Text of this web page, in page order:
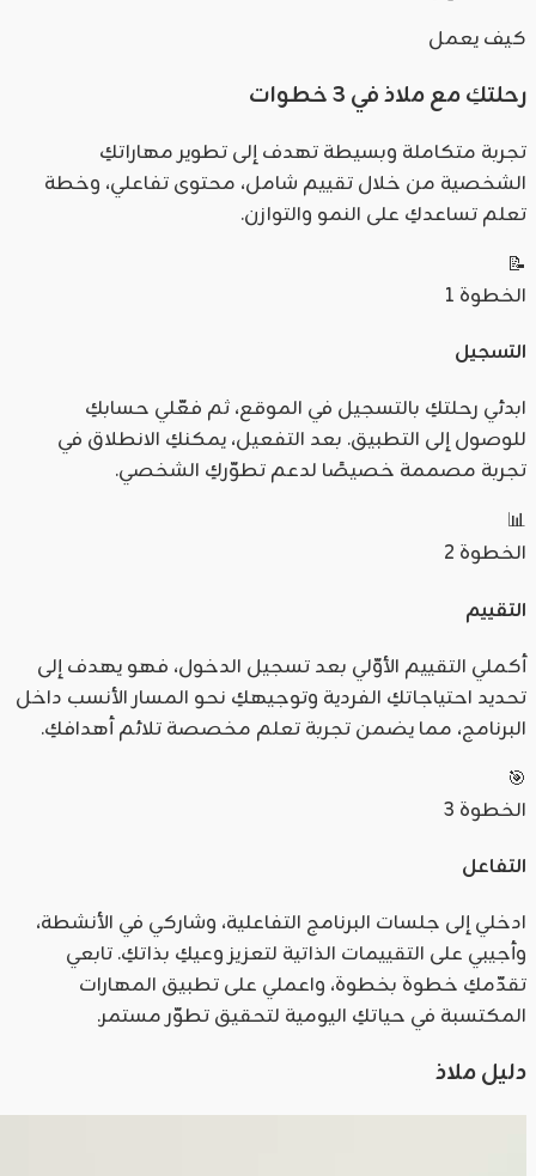
كيف يعمل
رحلتكِ مع ملاذ في 3 خطوات
تجربة متكاملة وبسيطة تهدف إلى تطوير مهاراتكِ
الشخصية من خلال تقييم شامل، محتوى تفاعلي، وخطة
تعلم تساعدكِ على النمو والتوازن.
📝
الخطوة 1
التسجيل
ابدئي رحلتكِ بالتسجيل في الموقع، ثم فعّلي حسابكِ
للوصول إلى التطبيق. بعد التفعيل، يمكنكِ الانطلاق في
تجربة مصممة خصيصًا لدعم تطوّركِ الشخصي.
📊
الخطوة 2
التقييم
أكملي التقييم الأوّلي بعد تسجيل الدخول، فهو يهدف إلى
تحديد احتياجاتكِ الفردية وتوجيهكِ نحو المسار الأنسب داخل
البرنامج، مما يضمن تجربة تعلم مخصصة تلائم أهدافكِ.
🎯
الخطوة 3
التفاعل
ادخلي إلى جلسات البرنامج التفاعلية، وشاركي في الأنشطة،
وأجيبي على التقييمات الذاتية لتعزيز وعيكِ بذاتكِ. تابعي
تقدّمكِ خطوة بخطوة، واعملي على تطبيق المهارات
المكتسبة في حياتكِ اليومية لتحقيق تطوّر مستمر.
دليل ملاذ